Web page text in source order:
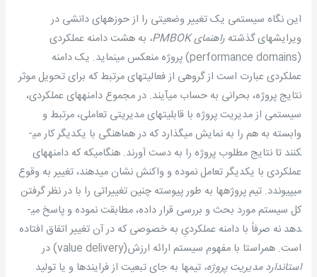
این نگاه سیستمی یک تغییر وضعیتی را از حوزه­های دانشی در
ویرایشهای گذشتهراهنمایPMBOK، به هشت دامنه عملکردی
(performance domains) پروژه منعکس می­نماید. یک دامنه
عملکردی عبارت است از گروهی از فعالیتهای مرتبط که برای تحویل موثر
نتایج پروژه، بحرانی به حساب می­آیند. در مجموع دامنه­های عملکردی،
سیستمی از مدیریت پروژه با قابلیتهای مدیریتی تعاملی، مرتبط و
وابسته به هم را به نمایش می­گذارد که در هماهنگی با یکدیگر کار می­
کنند تا نتایج مطلوب پروژه را به دست آورند. هنگامیکه که دامنه­های
عملکردی با یکدیگر تعامل نموده و واکنش نشان می­دهند، تغییر به وقوع
می­پیوندد. تیم پروژه­ها به طور پیوسته چنین تغییراتی را با در نظر گرفتن
کل سیستم مورد بحث و بررسی قرار داده، مطابقت نموده و پاسخ می­
دهد نه صرفاً با دامنه عملکردیِ به خصوصی که در آن تغییر اتفاق افتاده
است. همراستا با مفهوم سیستم ارائه ارزش(value delivery) در
استاندارد مدیریت پروژه،تیمها به جای تبعیت از فرایندها و یا تولید